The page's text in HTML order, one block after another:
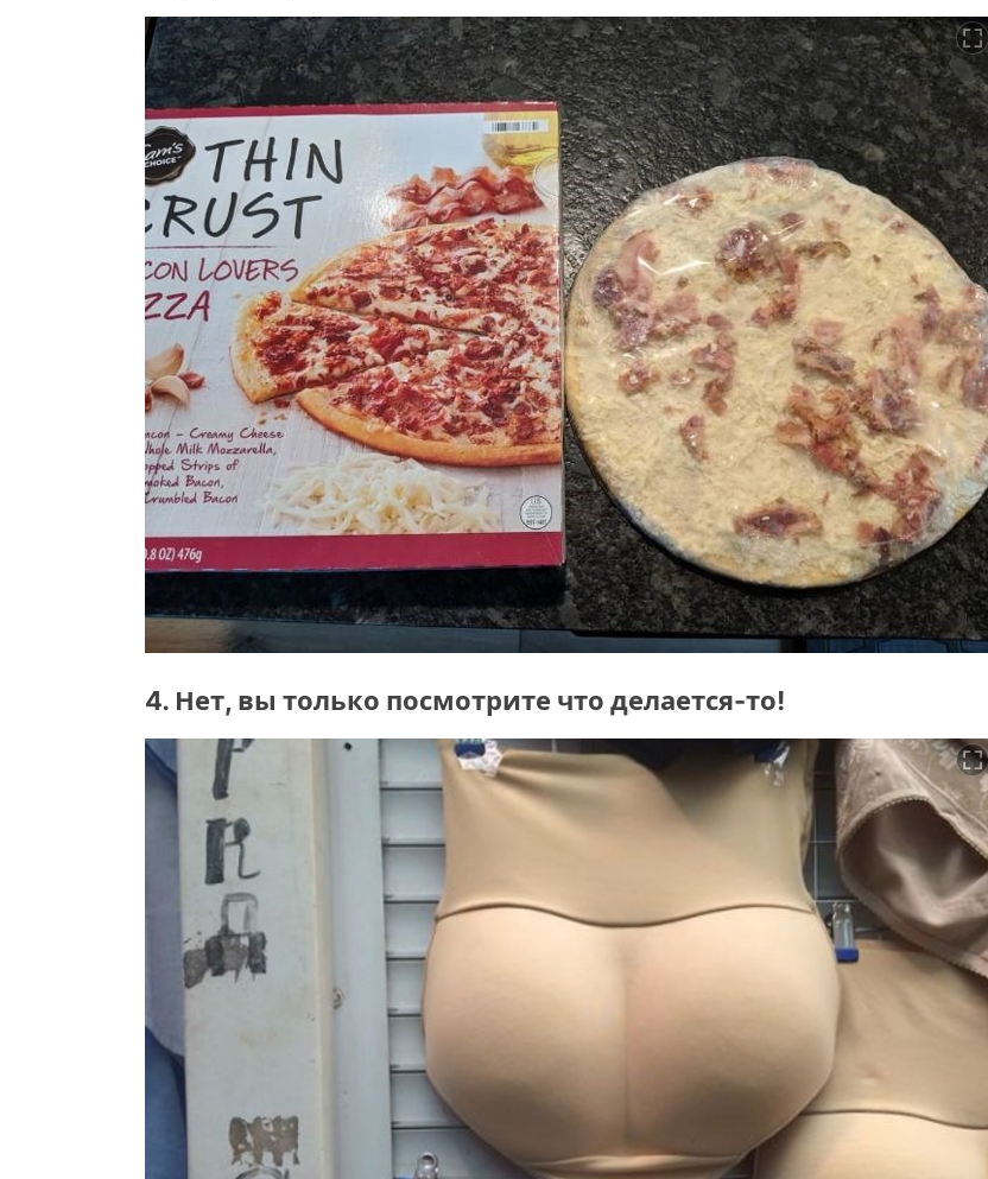
4. Нет, вы только посмотрите что делается-то!